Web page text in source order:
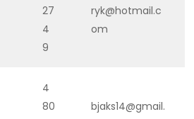
27
4
9
ryk@hotmail.c
om
4
80
bjaks14@gmail.